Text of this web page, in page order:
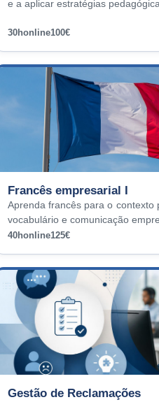
e a aplicar estratégias
30honline100€
Francês empresarial I
Aprenda francês para o contexto
vocabulário e comunicação
40honline125€
Gestão de Reclamações